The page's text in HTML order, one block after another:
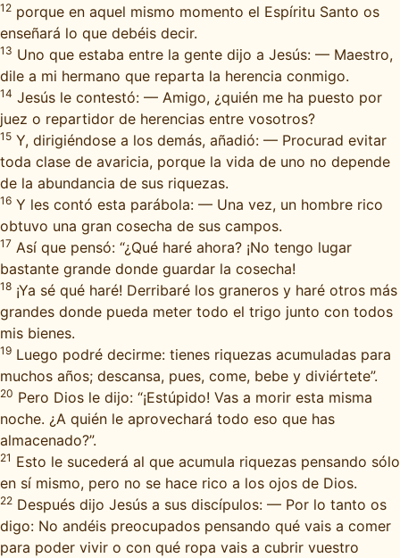
12 porque en aquel mismo momento el Espíritu Santo os
enseñará lo que debéis decir.
13 Uno que estaba entre la gente dijo a Jesús: — Maestro,
dile a mi hermano que reparta la herencia conmigo.
14 Jesús le contestó: — Amigo, ¿quién me ha puesto por
juez o repartidor de herencias entre vosotros?
15 Y, dirigiéndose a los demás, añadió: — Procurad evitar
toda clase de avaricia, porque la vida de uno no depende
de la abundancia de sus riquezas.
16 Y les contó esta parábola: — Una vez, un hombre rico
obtuvo una gran cosecha de sus campos.
17 Así que pensó: “¿Qué haré ahora? ¡No tengo lugar
bastante grande donde guardar la cosecha!
18 ¡Ya sé qué haré! Derribaré los graneros y haré otros más
grandes donde pueda meter todo el trigo junto con todos
mis bienes.
19 Luego podré decirme: tienes riquezas acumuladas para
muchos años; descansa, pues, come, bebe y diviértete”.
20 Pero Dios le dijo: “¡Estúpido! Vas a morir esta misma
noche. ¿A quién le aprovechará todo eso que has
almacenado?”.
21 Esto le sucederá al que acumula riquezas pensando sólo
en sí mismo, pero no se hace rico a los ojos de Dios.
22 Después dijo Jesús a sus discípulos: — Por lo tanto os
digo: No andéis preocupados pensando qué vais a comer
para poder vivir o con qué ropa vais a cubrir vuestro